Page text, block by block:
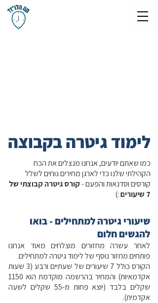
לימוד גיטרה בקבוצה
כמו שאתם יודעים, אנחנו מנצלים את הכח
הקהילתי שלנו כדי לארגן מחירים נוחים לשלל
קורסים וסדנאות והפעם -קורס גיטרה קבוצתי של
7 שיעורים
:)
שיעורי גיטרה למתחילים - בואו
להגשים חלום
לאחר עשרה מחזורים מוצלחים מאוד אנחנו
פותחים מחזור נוסף של לימוד גיטרה למתחילים.
הקורס כולל 7 שיעורים של שעתיים ורבע (3 שעות
אקדמאיות) והמחיר בהרשמה מוקדמת הוא 1150
שקלים בלבד (יוצא פחות מ-55 שקלים לשעה
אקדמית).